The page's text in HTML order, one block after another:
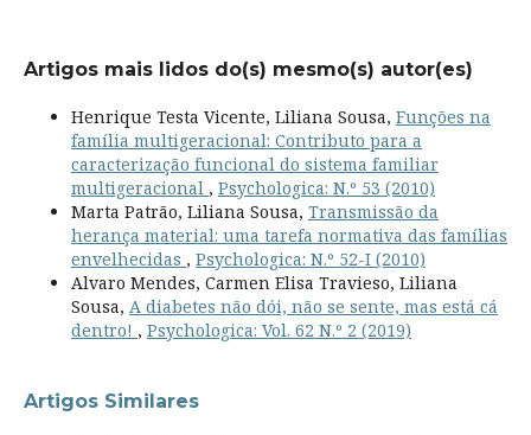
Artigos mais lidos do(s) mesmo(s) autor(es)
Henrique Testa Vicente, Liliana Sousa, Funções na
família multigeracional: Contributo para a
caracterização funcional do sistema familiar
multigeracional , Psychologica: N.º 53 (2010)
Marta Patrão, Liliana Sousa, Transmissão da
herança material: uma tarefa normativa das famílias
envelhecidas , Psychologica: N.º 52-I (2010)
Alvaro Mendes, Carmen Elisa Travieso, Liliana
Sousa, A diabetes não dói, não se sente, mas está cá
dentro! , Psychologica: Vol. 62 N.º 2 (2019)
Artigos Similares